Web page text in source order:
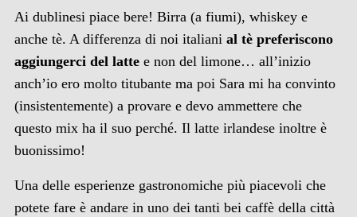
Ai dublinesi piace bere! Birra (a fiumi), whiskey e
anche tè. A differenza di noi italianial tè preferiscono
aggiungerci del lattee non del limone… all’inizio
anch’io ero molto titubante ma poi Sara mi ha convinto
(insistentemente) a provare e devo ammettere che
questo mix ha il suo perché. Il latte irlandese inoltre è
buonissimo!
Una delle esperienze gastronomiche più piacevoli che
potete fare è andare in uno dei tanti bei caffè della città